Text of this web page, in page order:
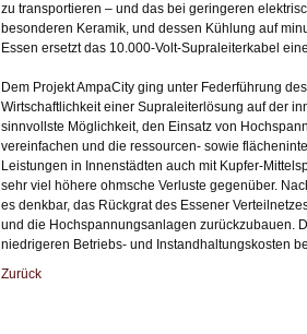
zu transportieren – und das bei geringeren
besonderen Keramik, und dessen Kühlung auf
Essen ersetzt das 10.000-Volt-Supraleiterkabel
Dem Projekt AmpaCity ging unter Federführung
Wirtschaftlichkeit einer Supraleiterlösung auf der
sinnvollste Möglichkeit, den Einsatz von
vereinfachen und die ressourcen- sowie
Leistungen in Innenstädten auch mit Kupfer-
sehr viel höhere ohmsche Verluste gegenüber.
es denkbar, das Rückgrat des Essener
und die Hochspannungsanlagen zurückzubauen.
niedrigeren Betriebs- und Instandhaltungskosten
Zurück